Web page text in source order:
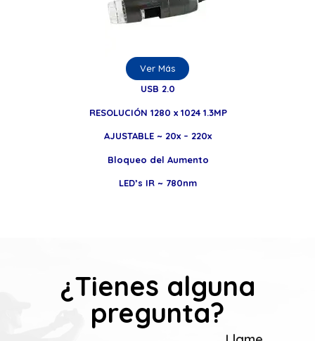
USB 2.0
RESOLUCIÓN 1280 x 1024 1.3MP
AJUSTABLE ~ 20x – 220x
Bloqueo del Aumento
LED’s IR ~ 780nm
Ver Más
¿Tienes alguna
pregunta?